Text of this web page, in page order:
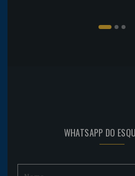
WHATSAPP DO